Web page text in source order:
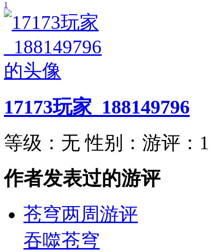
1
17173玩家_188149796
等级： 无 性别： 游评： 1
作者发表过的游评
苍穹两周游评
吞噬苍穹